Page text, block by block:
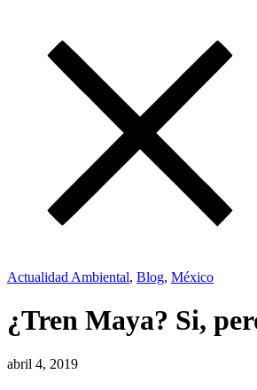
Actualidad Ambiental, Blog, México
¿Tren Maya? Si,
abril 4, 2019